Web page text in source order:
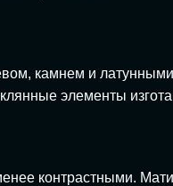
камнем и
элементы
контрастными.